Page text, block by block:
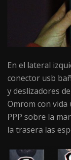
En el lateral
conector usb
y deslizadores
Omrom con vida
PPP sobre la
la trasera las